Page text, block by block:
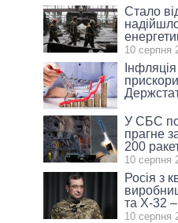
Стало
10 серпня
У СБС
прагне
200
10 серпня
Росія з
та Х-32 –
10 серпня